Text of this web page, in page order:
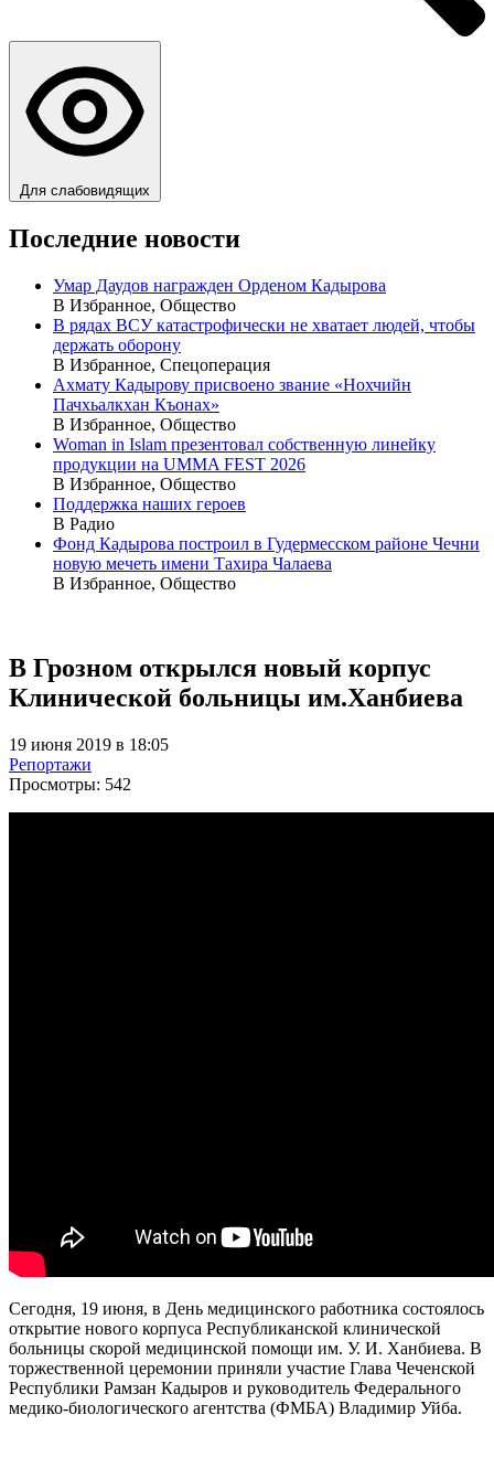
Для слабовидящих
Последние новости
Умар Даудов награжден Орденом Кадырова
В Избранное, Общество
В рядах ВСУ катастрофически не хватает людей, чтобы
держать оборону
В Избранное, Спецоперация
Ахмату Кадырову присвоено звание «Нохчийн
Пачхьалкхан Къонах»
В Избранное, Общество
Woman in Islam презентовал собственную линейку
продукции на UMMA FEST 2026
В Избранное, Общество
Поддержка наших героев
В Радио
Фонд Кадырова построил в Гудермесском районе Чечни
новую мечеть имени Тахира Чалаева
В Избранное, Общество
В Грозном открылся новый корпус
Клинической больницы им.Ханбиева
19 июня 2019 в 18:05
Репортажи
Просмотры: 542
Сегодня, 19 июня, в День медицинского работника состоялось
открытие нового корпуса Республиканской клинической
больницы скорой медицинской помощи им. У. И. Ханбиева. В
торжественной церемонии приняли участие Глава Чеченской
Республики Рамзан Кадыров и руководитель Федерального
медико-биологического агентства (ФМБА) Владимир Уйба.